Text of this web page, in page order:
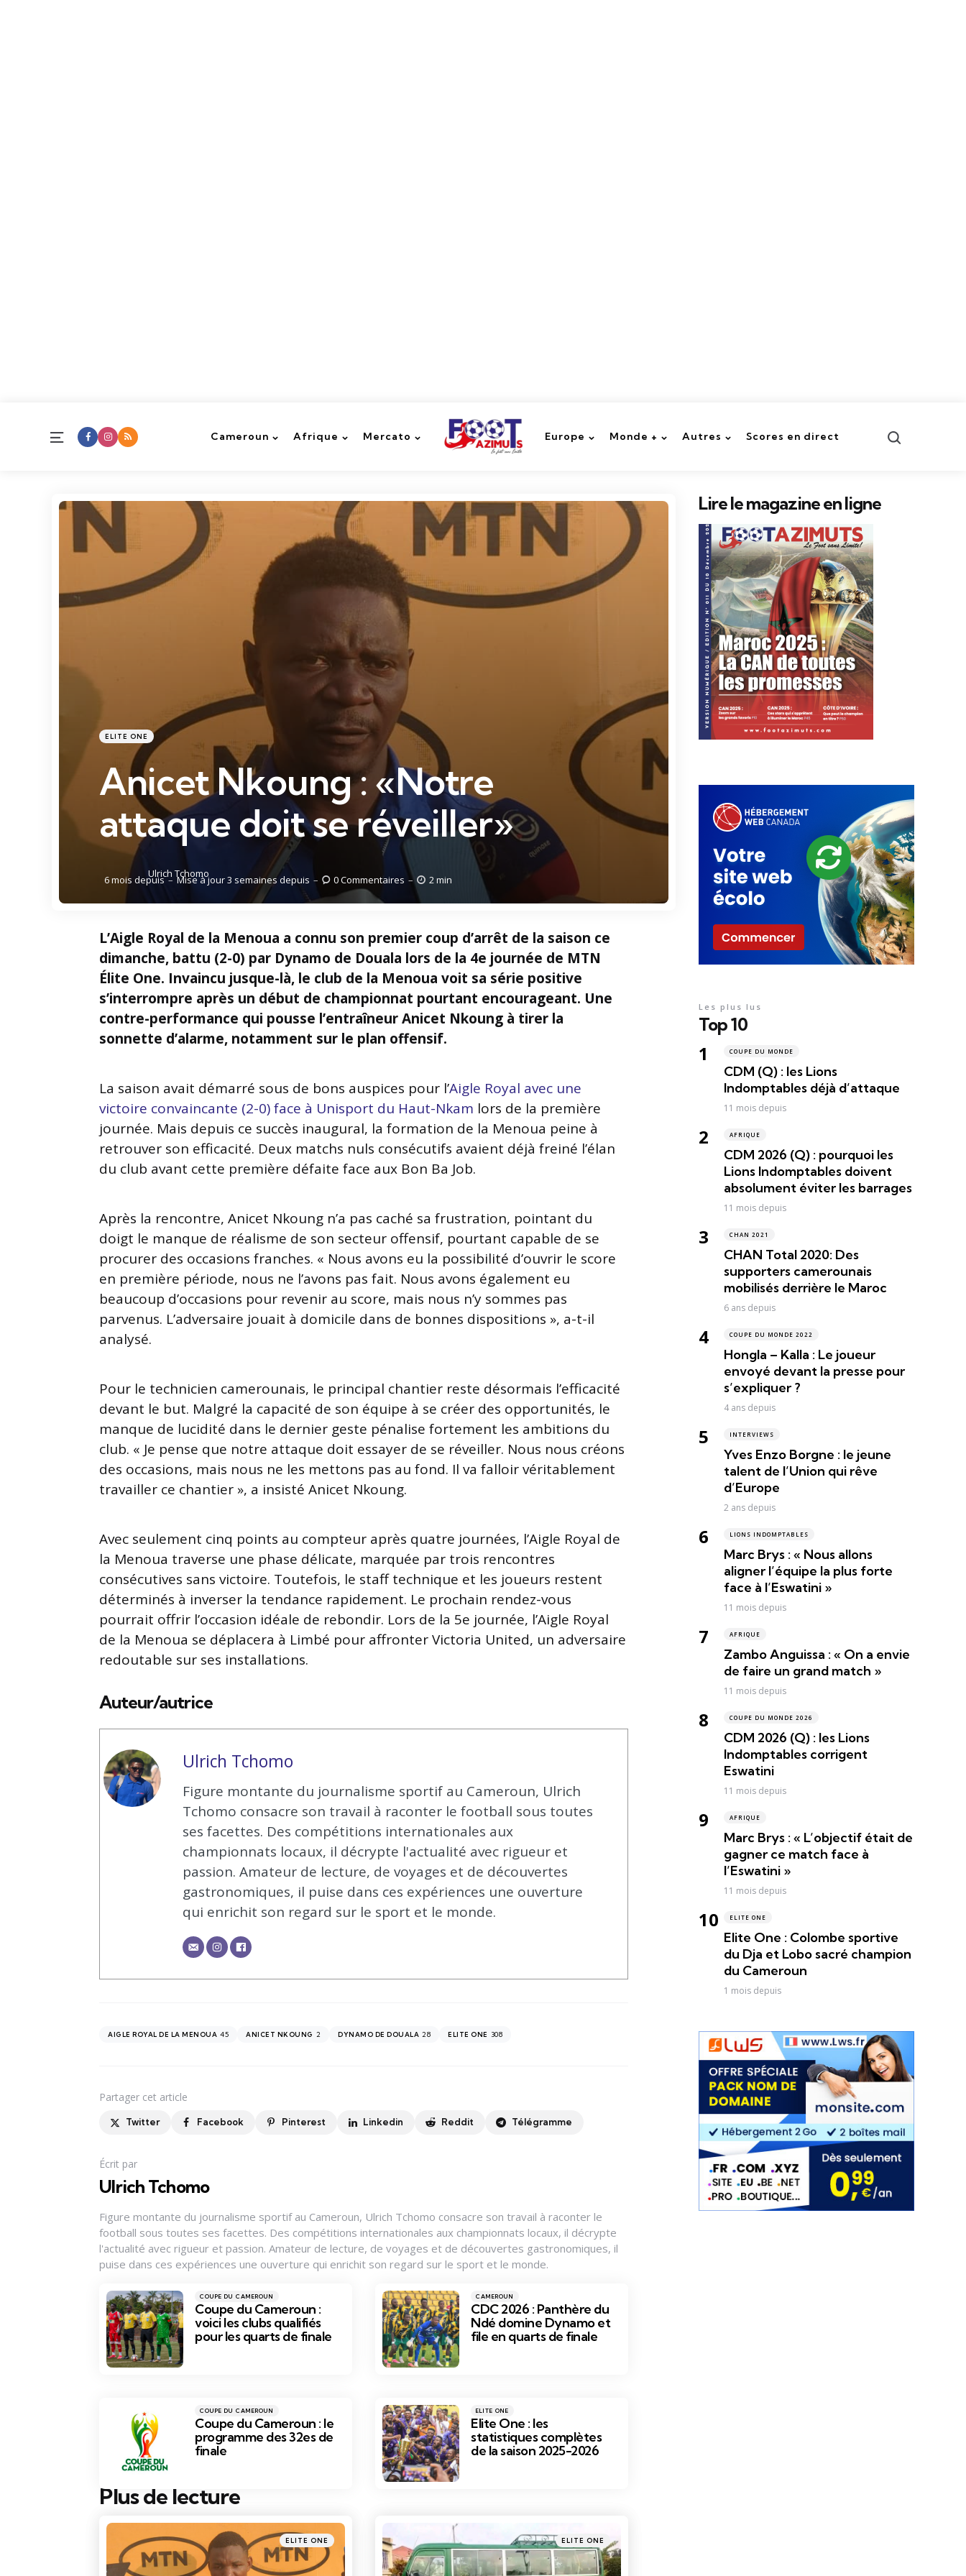
Menu Cameroun Afrique Mercato Europe Monde + Autres Scores en direct
Catégories
Posté
dans
ELITE ONE
Anicet Nkoung : «Notre
attaque doit se réveiller»
Posté
par
Ulrich Tchomo
6 mois depuis Mise à jour3 semaines depuis 0Commentaires 2 min
L’Aigle Royal de la Menoua a connu son premier coup d’arrêt de la saison ce
dimanche, battu (2-0) par Dynamo de Douala lors de la 4e journée de MTN
Élite One. Invaincu jusque-là, le club de la Menoua voit sa série positive
s’interrompre après un début de championnat pourtant encourageant. Une
contre-performance qui pousse l’entraîneur Anicet Nkoung à tirer la
sonnette d’alarme, notamment sur le plan offensif.
La saison avait démarré sous de bons auspices pour l’Aigle Royal avec une
victoire convaincante (2-0) face à Unisport du Haut-Nkam lors de la première
journée. Mais depuis ce succès inaugural, la formation de la Menoua peine à
retrouver son efficacité. Deux matchs nuls consécutifs avaient déjà freiné l’élan
du club avant cette première défaite face aux Bon Ba Job.
Après la rencontre, Anicet Nkoung n’a pas caché sa frustration, pointant du
doigt le manque de réalisme de son secteur offensif, pourtant capable de se
procurer des occasions franches. « Nous avons eu la possibilité d’ouvrir le score
en première période, nous ne l’avons pas fait. Nous avons également eu
beaucoup d’occasions pour revenir au score, mais nous n’y sommes pas
parvenus. L’adversaire jouait à domicile dans de bonnes dispositions », a-t-il
analysé.
Pour le technicien camerounais, le principal chantier reste désormais l’efficacité
devant le but. Malgré la capacité de son équipe à se créer des opportunités, le
manque de lucidité dans le dernier geste pénalise fortement les ambitions du
club. « Je pense que notre attaque doit essayer de se réveiller. Nous nous créons
des occasions, mais nous ne les mettons pas au fond. Il va falloir véritablement
travailler ce chantier », a insisté Anicet Nkoung.
Avec seulement cinq points au compteur après quatre journées, l’Aigle Royal de
la Menoua traverse une phase délicate, marquée par trois rencontres
consécutives sans victoire. Toutefois, le staff technique et les joueurs restent
déterminés à inverser la tendance rapidement. Le prochain rendez-vous
pourrait offrir l’occasion idéale de rebondir. Lors de la 5e journée, l’Aigle Royal
de la Menoua se déplacera à Limbé pour affronter Victoria United, un adversaire
redoutable sur ses installations.
Auteur/autrice
Ulrich Tchomo
Figure montante du journalisme sportif au Cameroun, Ulrich
Tchomo consacre son travail à raconter le football sous toutes
ses facettes. Des compétitions internationales aux
championnats locaux, il décrypte l'actualité avec rigueur et
passion. Amateur de lecture, de voyages et de découvertes
gastronomiques, il puise dans ces expériences une ouverture
qui enrichit son regard sur le sport et le monde.
AIGLE ROYAL DE LA MENOUA 45 ANICET NKOUNG 2 DYNAMO DE DOUALA 28 ELITE ONE 308
Partager cet article
Twitter Facebook Pinterest Linkedin Reddit Télégramme
Écrit par
Ulrich Tchomo
Figure montante du journalisme sportif au Cameroun, Ulrich Tchomo consacre son travail à raconter le
football sous toutes ses facettes. Des compétitions internationales aux championnats locaux, il décrypte
l'actualité avec rigueur et passion. Amateur de lecture, de voyages et de découvertes gastronomiques, il
puise dans ces expériences une ouverture qui enrichit son regard sur le sport et le monde.
Catégories
Posté
dans
COUPE DU CAMEROUN
Coupe du Cameroun :
voici les clubs qualifiés
pour les quarts de finale
Catégories
Posté
dans
CAMEROUN
CDC 2026 : Panthère du
Ndé domine Dynamo et
file en quarts de finale
Catégories
Posté
dans
COUPE DU CAMEROUN
Coupe du Cameroun : le
programme des 32es de
finale
Catégories
Posté
dans
ELITE ONE
Elite One : les
statistiques complètes
de la saison 2025-2026
Plus de lecture
Post
navigation
Posté
dans
ELITE ONE
dans
ELITE ONE
Lire le magazine en ligne
Top 10
Les plus lus
COUPE DU MONDE
CDM (Q) : les Lions
Indomptables déjà d’attaque
11 mois depuis
AFRIQUE
CDM 2026 (Q) : pourquoi les
Lions Indomptables doivent
absolument éviter les barrages
11 mois depuis
CHAN 2021
CHAN Total 2020: Des
supporters camerounais
mobilisés derrière le Maroc
6 ans depuis
COUPE DU MONDE 2022
Hongla – Kalla : Le joueur
envoyé devant la presse pour
s’expliquer ?
4 ans depuis
INTERVIEWS
Yves Enzo Borgne : le jeune
talent de l’Union qui rêve
d’Europe
2 ans depuis
LIONS INDOMPTABLES
Marc Brys : « Nous allons
aligner l’équipe la plus forte
face à l’Eswatini »
11 mois depuis
AFRIQUE
Zambo Anguissa : « On a envie
de faire un grand match »
11 mois depuis
COUPE DU MONDE 2026
CDM 2026 (Q) : les Lions
Indomptables corrigent
Eswatini
11 mois depuis
AFRIQUE
Marc Brys : « L’objectif était de
gagner ce match face à
l’Eswatini »
11 mois depuis
ELITE ONE
Elite One : Colombe sportive
du Dja et Lobo sacré champion
du Cameroun
1 mois depuis